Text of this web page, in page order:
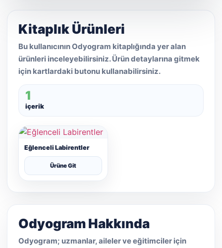
Kitaplık Ürünleri
Bu kullanıcının Odyogram kitaplığında yer alan
ürünleri inceleyebilirsiniz. Ürün detaylarına gitmek
için kartlardaki butonu kullanabilirsiniz.
1
içerik
Eğlenceli Labirentler
Ürüne Git
Odyogram Hakkında
Odyogram; uzmanlar, aileler ve eğitimciler için